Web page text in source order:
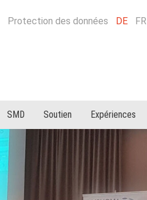
Protection des données DE FR
SMD Soutien Expériences